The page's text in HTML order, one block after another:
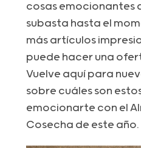
cosas emocionantes
subasta hasta el
más artículos
puede hacer una
Vuelve aquí para
sobre cuáles son
emocionarte con el
Cosecha de este año.